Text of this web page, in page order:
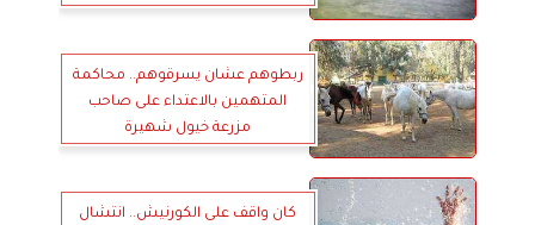
ربطوهم عشان يسرقوهم.. محاكمة
المتهمين بالاعتداء على صاحب
مزرعة خيول شهيرة
كان واقف على الكورنيش.. انتشال